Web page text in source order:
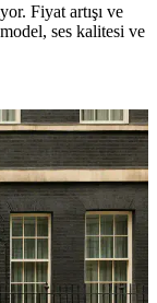
Fiyat artışı ve
ses kalitesi ve